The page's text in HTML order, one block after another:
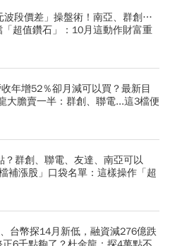
波段價差」操盤術！南亞、群創…
超值鑽石」：10月這動作財富重
年增52％卻月減可以買？最新目
大膽賣一半：群創、聯電...這3檔便
？群創、聯電、友達、南亞可以
補漲股」口袋名單：這樣操作「超
台幣探14月新低，融資減276億跌